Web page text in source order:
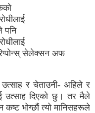
पनि
सेलेक्सन अफ
उत्साह र चेताउनी- अहिले र
उत्साह दिएको छु। तर मैले
कष्ट भोग्छौं त्यो मानिसहरूले